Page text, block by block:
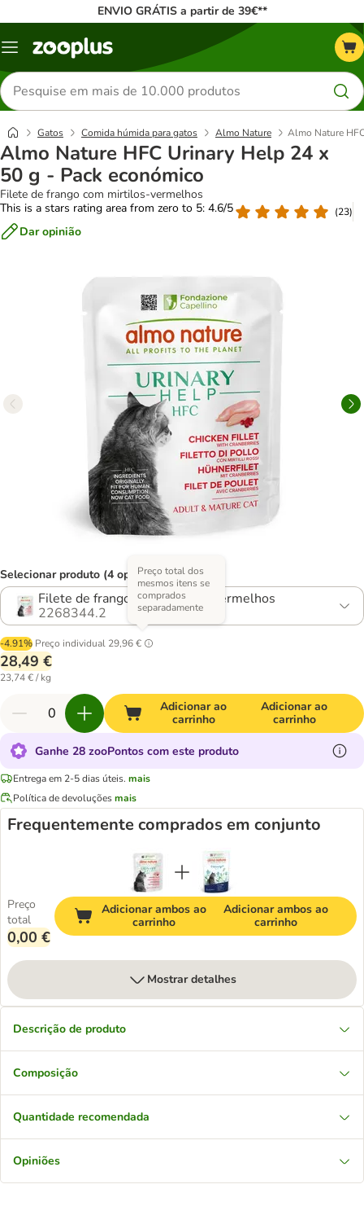
ENVIO GRÁTIS a partir de 39€**
Menu
Pesquisar
produtos
Gatos Comida húmida para gatos Almo Nature Almo Nature
Almo Nature HFC Urinary Help 24 x
50 g - Pack económico
Filete de frango com mirtilos-vermelhos
This is a stars rating area from zero to 5: 4.6/5
(23)
Dar opinião
Selecionar produto (4 opções)
Filete de frango com mirtilos-vermelhos
2268344.2
-4.91% Preço individual 29,96 €
Preço total dos
mesmos itens se
comprados
separadamente
28,49 €
23,74 € / kg
Adicionar ao
carrinho
Adicionar ao
carrinho
Ganhe 28 zooPontos com este produto
Entrega em 2-5 dias úteis. mais
Política de devoluçõesmais
Frequentemente comprados em conjunto
Preço
total
0,00 €
Adicionar ambos ao
carrinho
Adicionar ambos ao
carrinho
Mostrar detalhes
Descrição de produto
Composição
Quantidade recomendada
Opiniões